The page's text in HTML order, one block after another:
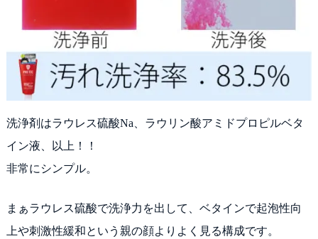
洗浄剤はラウレス硫酸Na、ラウリン酸アミドプロピルベタ
イン液、以上！！
非常にシンプル。
まぁラウレス硫酸で洗浄力を出して、ベタインで起泡性向
上や刺激性緩和という親の顔よりよく見る構成です。